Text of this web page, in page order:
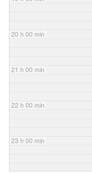
20 h 00 min
21 h 00 min
22 h 00 min
23 h 00 min